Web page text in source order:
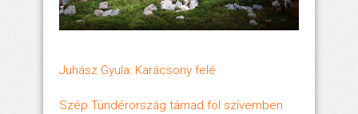
Juhász Gyula: Karácsony felé
Szép Tündérország támad föl szívemben